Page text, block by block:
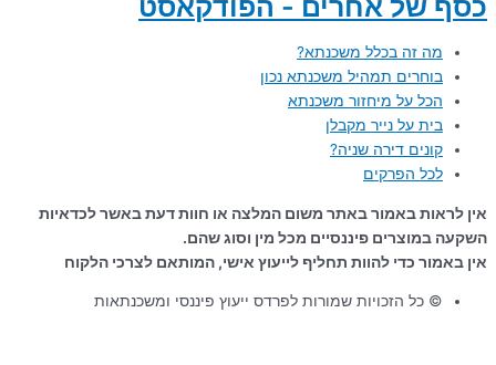
כסף של אחרים - הפודקאסט
מה זה בכלל משכנתא?
בוחרים תמהיל משכנתא נכון
הכל על מיחזור משכנתא
בית על נייר מקבלן
קונים דירה שניה?
לכל הפרקים
אין לראות באמור באתר משום המלצה או חוות דעת באשר לכדאיות
השקעה במוצרים פיננסיים מכל מין וסוג שהם.
אין באמור כדי להוות תחליף לייעוץ אישי, המותאם לצרכי הלקוח
© כל הזכויות שמורות לפרדס ייעוץ פיננסי ומשכנתאות